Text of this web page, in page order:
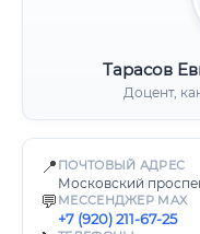
Тарасов
Доцент,
📍 ПОЧТОВЫЙ АДРЕС
Московский
💬 МЕССЕНДЖЕР MAX
+7 (920) 211-67-25